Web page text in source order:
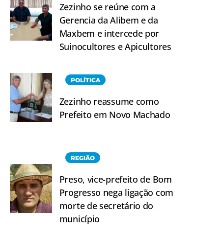
Zezinho se reúne com a
Gerencia da Alibem e da
Maxbem e intercede por
Suinocultores e Apicultores
POLÍTICA
Zezinho reassume como
Prefeito em Novo Machado
REGIÃO
Preso, vice-prefeito de Bom
Progresso nega ligação com
morte de secretário do
município